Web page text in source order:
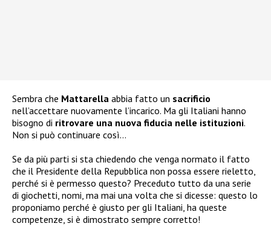
Sembra che Mattarella abbia fatto un sacrificio
nell’accettare nuovamente l’incarico. Ma gli Italiani hanno
bisogno di ritrovare una nuova fiducia nelle istituzioni.
Non si può continuare così…
Se da più parti si sta chiedendo che venga normato il fatto
che il Presidente della Repubblica non possa essere rieletto,
perché si è permesso questo? Preceduto tutto da una serie
di giochetti, nomi, ma mai una volta che si dicesse: questo lo
proponiamo perché è giusto per gli Italiani, ha queste
competenze, si è dimostrato sempre corretto!